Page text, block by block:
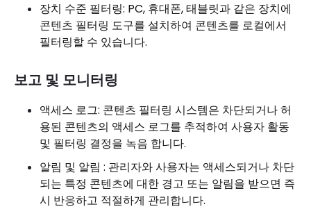
장치 수준 필터링: PC, 휴대폰, 태블릿과 같은 장치에
콘텐츠 필터링 도구를 설치하여 콘텐츠를 로컬에서
필터링할 수 있습니다.
보고 및 모니터링
액세스 로그: 콘텐츠 필터링 시스템은 차단되거나 허
용된 콘텐츠의 액세스 로그를 추적하여 사용자 활동
및 필터링 결정을 녹음 합니다.
알림 및 알림 : 관리자와 사용자는 액세스되거나 차단
되는 특정 콘텐츠에 대한 경고 또는 알림을 받으면 즉
시 반응하고 적절하게 관리합니다.